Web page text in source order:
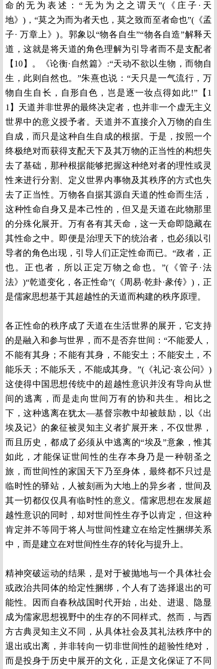
命的无为表述：“无为为之之谓天”(《庄子·天
地》)，“莫之为而为者天也，莫之致而至者命也”(《孟
子· 万章上》)。郭象以“物各自生”“物各自造”解释天
道，这就是将天道的角色理解为引导者而不是支配者
【10】。《论衡·自然篇》:“天动不欲以生物，而物自
生，此则自然也。”朱熹也说：“天只是一气流行，万
物自生自长，自形自色，岂是逐一妆点得如此!”【1
1】天道并非世界的最终决定者，也并非一个虚无主义
世界中的意义授予者。天道并不直接介入万物的自生
自成，而只是这种自生自成的根据。于是，按照一个
终极绝对而获得支配天下及其万物的正当性的构想失
去了基础，那种根据能够把握这种绝对者的理性或灵
性来进行分割、定义世界内事物及其秩序的方式也失
去了正当性。万物各自据其源自天道的性命而生活，
这种性命自身又是本己性的，但又是天道在此物那里
的分殊化展开。万有各有其天命，这一天命即隐藏在
其性命之中。即便是治理天下的统治者，也必须以引
导者的角色出现，引导人们正定性命而已。“政者，正
也。正也者，所以正定万物之命也。”(《管子·法
法》)“乾道变化，各正性命”(《周易·乾卦·彖传》)，正
是儒家思想基于其超越性的天道而构建的秩序原理。
各正性命的秩序成了天道在生活世界的展开，它支持
的是融入和参与世界，而不是否弃世间：“不能爱人，
不能有其身；不能有其身，不能安土；不能安土，不
能乐天；不能乐天，不能成其身。”(《礼记·哀公问》)
这使得中国思想传统中的超越性意识并没有导向从世
间的逃离，而是走向世间万有的协和共生。相比之
下，这种逃离在犹太—基督宗教中却被鼓励，以《出
埃及记》的象征被灵知主义者扩展开来，不仅世界，
而且历史，都成了必须从中逃离的“埃及”意象，惟其
如此，才能保证世间性的生存本身乃是一种朝圣之
旅，而世间性的家国天下乃至身体，最终都不只过是
临时性的驿站，人被刻画为大地上的异乡者，世间及
其一切都仅仅具有临时性的意义。儒家思想在发展超
越性意识的同时，却对世间性生存予以肯定，但这种
肯定并不等同于将人与世间性建立在给定性捆绑关系
中，而是建立在对世间性生存的转化与提升上。
精神突破运动的结果，是对于被抛地与一个具体社会
或政治共同体的给定性捆绑，个人有了选择退出的可
能性。因而自春秋战国时代开始，出处、进退、隐显
成为儒家思想视野中的生存的不同样式。然而，与西
方古典灵知主义不同，从具体社会及其礼法秩序中的
退出或出离，并非转向一切非世间性的超验性绝对，
而是投身于历史中展开的文化，正是文化保证了不同